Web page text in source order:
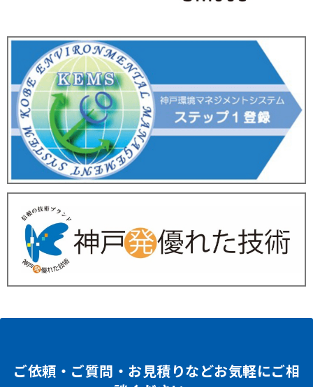
ご依頼・ご質問・お見積りなどお気軽にご相